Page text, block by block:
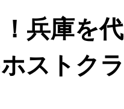
兵庫を代
ストクラ